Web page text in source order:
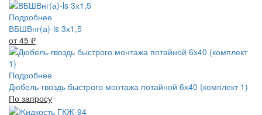
Подробнее
ВБШВнг(а)-ls 3х1,5
от 45 ₽
Подробнее
Дюбель-гвоздь быстрого монтажа потайной 6х40 (комплект 1)
По запросу